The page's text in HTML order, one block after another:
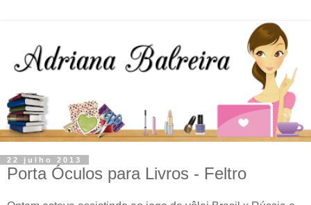
22 julho 2013
Porta Óculos para Livros - Feltro